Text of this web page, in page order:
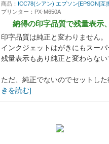
商品： ICC78(シアン) エプソン[EPSON]互
プリンター：PX-M650A
納得の印字品質で残量表示
印字品質は純正と変わりません。
インクジェットはがきにもスー
残量表示もあり純正と変わらない
ただ、純正でないのでセットし
きを読む]